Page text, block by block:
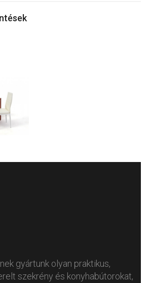
gyártunk olyan praktikus,
szekrény és konyhabútorokat,